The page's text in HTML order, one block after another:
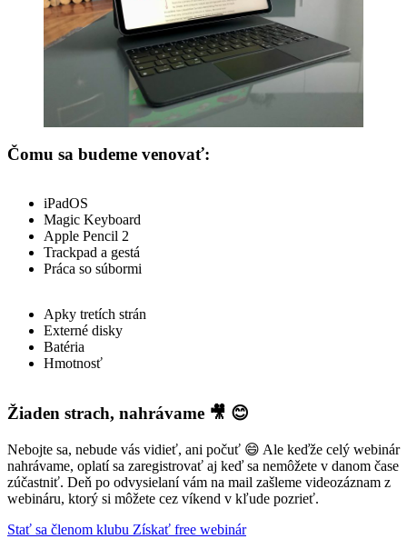
Čomu sa budeme venovať:
iPadOS
Magic Keyboard
Apple Pencil 2
Trackpad a gestá
Práca so súbormi
Apky tretích strán
Externé disky
Batéria
Hmotnosť
Žiaden strach, nahrávame 🎥 😊
Nebojte sa, nebude vás vidieť, ani počuť 😄 Ale keďže celý webinár
nahrávame, oplatí sa zaregistrovať aj keď sa nemôžete v danom čase
zúčastniť. Deň po odvysielaní vám na mail zašleme videozáznam z
webináru, ktorý si môžete cez víkend v kľude pozrieť.
Stať sa členom klubu Získať free webinár